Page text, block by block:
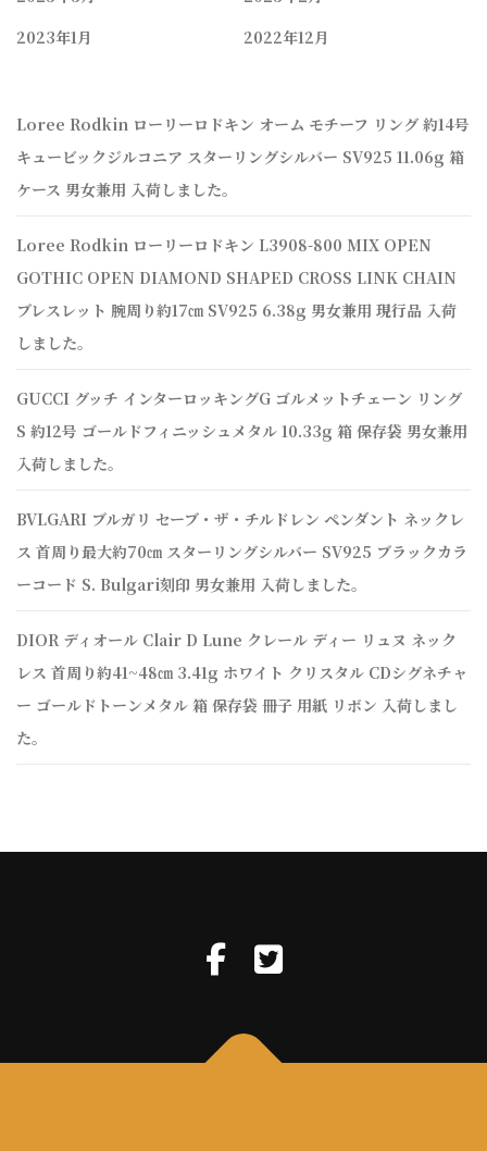
2023年1月
2022年12月
Loree Rodkin ローリーロドキン オーム モチーフ リング 約14号
キュービックジルコニア スターリングシルバー SV925 11.06g 箱
ケース 男女兼用 入荷しました。
Loree Rodkin ローリーロドキン L3908-800 MIX OPEN
GOTHIC OPEN DIAMOND SHAPED CROSS LINK CHAIN
ブレスレット 腕周り約17㎝ SV925 6.38g 男女兼用 現行品 入荷
しました。
GUCCI グッチ インターロッキングG ゴルメットチェーン リング
S 約12号 ゴールドフィニッシュメタル 10.33g 箱 保存袋 男女兼用
入荷しました。
BVLGARI ブルガリ セーブ・ザ・チルドレン ペンダント ネックレ
ス 首周り最大約70㎝ スターリングシルバー SV925 ブラックカラ
ーコード S. Bulgari刻印 男女兼用 入荷しました。
DIOR ディオール Clair D Lune クレール ディー リュヌ ネック
レス 首周り約41~48㎝ 3.41g ホワイト クリスタル CDシグネチャ
ー ゴールドトーンメタル 箱 保存袋 冊子 用紙 リボン 入荷しまし
た。